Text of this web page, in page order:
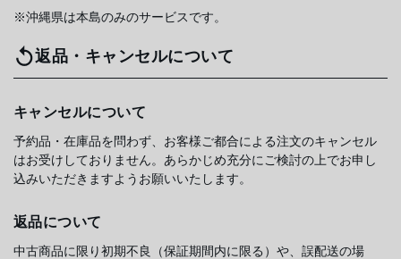
※沖縄県は本島のみのサービスです。
返品・キャンセルについて
キャンセルについて
予約品・在庫品を問わず、お客様ご都合による注文のキャンセル
はお受けしておりません。あらかじめ充分にご検討の上でお申し
込みいただきますようお願いいたします。
返品について
中古商品に限り初期不良（保証期間内に限る）や、誤配送の場